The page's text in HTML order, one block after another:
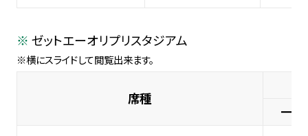
ゼットエーオリプリスタジアム
席種
一般